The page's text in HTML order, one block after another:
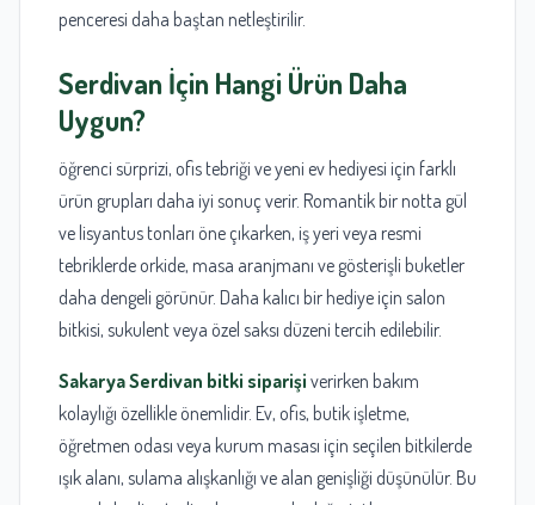
penceresi daha baştan netleştirilir.
Serdivan İçin Hangi Ürün Daha
Uygun?
öğrenci sürprizi, ofis tebriği ve yeni ev hediyesi için farklı
ürün grupları daha iyi sonuç verir. Romantik bir notta gül
ve lisyantus tonları öne çıkarken, iş yeri veya resmi
tebriklerde orkide, masa aranjmanı ve gösterişli buketler
daha dengeli görünür. Daha kalıcı bir hediye için salon
bitkisi, sukulent veya özel saksı düzeni tercih edilebilir.
Sakarya Serdivan bitki siparişi verirken bakım
kolaylığı özellikle önemlidir. Ev, ofis, butik işletme,
öğretmen odası veya kurum masası için seçilen bitkilerde
ışık alanı, sulama alışkanlığı ve alan genişliği düşünülür. Bu